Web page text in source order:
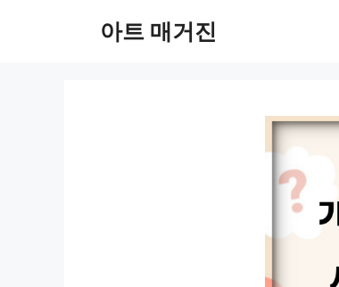
아트 매거진